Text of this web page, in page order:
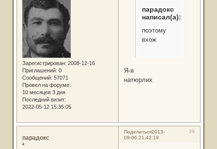
Зарегистрирован: 2008-12-16
Приглашений: 0
Сообщений: 57071
Провел на форуме:
10 месяцев 3 дня
Последний визит:
2022-05-12 15:35:05
парадокс
написал(а):
поэтому
вхож
Я-я
натюрлих
Поделиться 39
2013-
09-06 21:42:19
парадокс
*